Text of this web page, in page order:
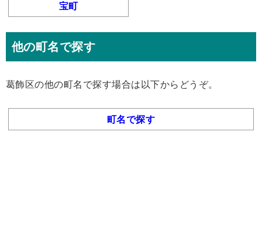
宝町
他の町名で探す
葛飾区の他の町名で探す場合は以下からどうぞ。
町名で探す